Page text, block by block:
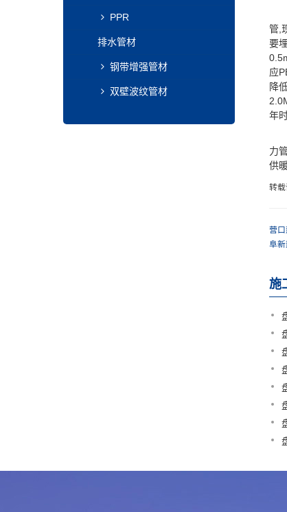
访
管,
要
应
降
年
建
力
供
转载
营
阜
施
PPR
排水管材
钢带增强管材
双壁波纹管材